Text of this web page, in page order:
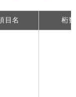
目名 桁数